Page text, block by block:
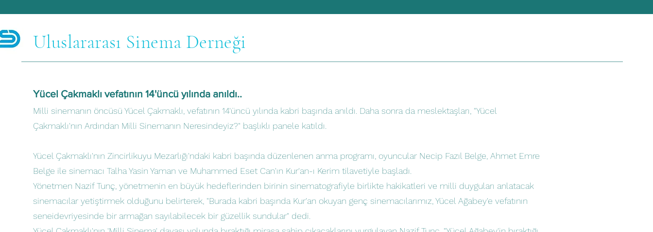
Uluslararası Sinema Derneği
Yücel Çakmaklı vefatının 14'üncü yılında anıldı..
Milli sinemanın öncüsü Yücel Çakmaklı, vefatının 14'üncü yılında kabri başında anıldı. Daha sonra da meslektaşları, "Yücel
Çakmaklı'nın Ardından Milli Sinemanın Neresindeyiz?" başlıklı panele katıldı.
Yücel Çakmaklı'nın Zincirlikuyu Mezarlığı'ndaki kabri başında düzenlenen anma programı, oyuncular Necip Fazıl Belge, Ahmet Emre
Belge ile sinemacı Talha Yasin Yaman ve Muhammed Eset Can'ın Kur'an-ı Kerim tilavetiyle başladı.
Yönetmen Nazif Tunç, yönetmenin en büyük hedeflerinden birinin sinematografiyle birlikte hakikatleri ve milli duyguları anlatacak
sinemacılar yetiştirmek olduğunu belirterek, "Burada kabri başında Kur'an okuyan genç sinemacılarımız, Yücel Ağabey'e vefatının
seneidevriyesinde bir armağan sayılabilecek bir güzellik sundular" dedi.